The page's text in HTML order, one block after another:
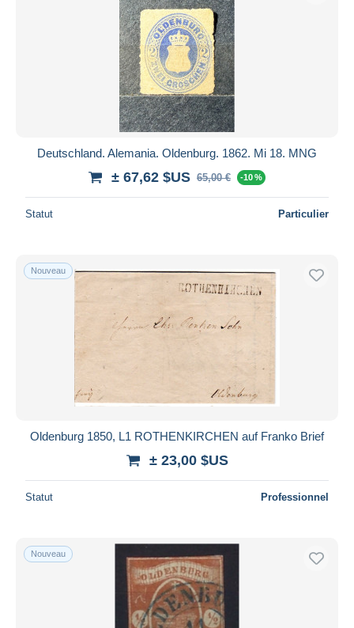
Deutschland. Alemania. Oldenburg. 1862. Mi 18. MNG
± 67,62 $US 65,00 € -10 %
Statut Particulier
Nouveau
Oldenburg 1850, L1 ROTHENKIRCHEN auf Franko Brief
± 23,00 $US
Statut Professionnel
Nouveau